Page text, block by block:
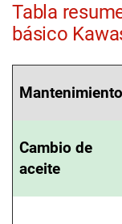
Tabla
básico
Mantenimiento
Cambio de
aceite